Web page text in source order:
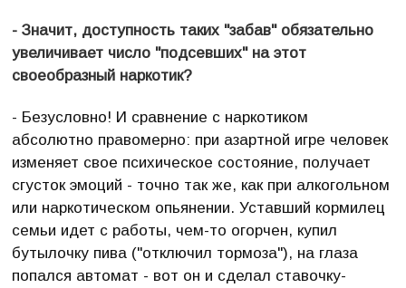
- Значит, доступность таких "забав" обязательно
увеличивает число "подсевших" на этот
своеобразный наркотик?
- Безусловно! И сравнение с наркотиком
абсолютно правомерно: при азартной игре человек
изменяет свое психическое состояние, получает
сгусток эмоций - точно так же, как при алкогольном
или наркотическом опьянении. Уставший кормилец
семьи идет с работы, чем-то огорчен, купил
бутылочку пива ("отключил тормоза"), на глаза
попался автомат - вот он и сделал ставочку-